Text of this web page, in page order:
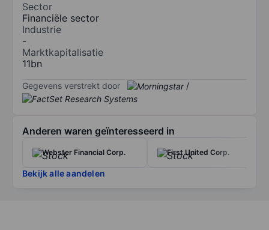
Sector
Financiële sector
Industrie
-
Marktkapitalisatie
11bn
Gegevens verstrekt door /
Anderen waren geïnteresseerd in
Webster Financial Corp. First United Corp.
Bekijk alle aandelen